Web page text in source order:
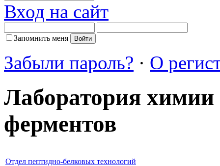
Вход на сайт
Запомнить меня
Забыли пароль? · О
Лаборатория химии
ферментов
Отдел пептидно-белковых технологий